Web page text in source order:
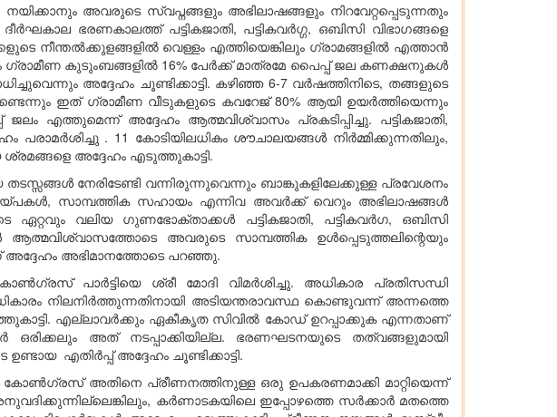
അവരുടെ സ്വപ്നങ്ങളും അഭിലാഷങ്ങളും നിറവേറ്റപ്പെടുന്നതും
ഭരണകാലത്ത് പട്ടികജാതി, പട്ടികവർഗ്ഗ, ഒബിസി വിഭാഗങ്ങളെ
നീന്തൽക്കുളങ്ങളിൽ വെള്ളം എത്തിയെങ്കിലും ഗ്രാമങ്ങളിൽ എത്താൻ
ഗ്രാമീണ കുടുംബങ്ങളിൽ 16% പേർക്ക് മാത്രമേ പൈപ്പ് ജല കണക്ഷനുകൾ
അദ്ദേഹം ചൂണ്ടിക്കാട്ടി. കഴിഞ്ഞ 6-7 വർഷത്തിനിടെ, തങ്ങളുടെ
ഇത് ഗ്രാമീണ വീടുകളുടെ കവറേജ് 80% ആയി ഉയർത്തിയെന്നും
അദ്ദേഹം ആത്മവിശ്വാസം പ്രകടിപ്പിച്ചു. പട്ടികജാതി,
. 11 കോടിയിലധികം ശൗചാലയങ്ങൾ നിർമ്മിക്കുന്നതിലും,
ശ്രമങ്ങളെ അദ്ദേഹം എടുത്തുകാട്ടി.
നേരിടേണ്ടി വന്നിരുന്നുവെന്നും ബാങ്കുകളിലേക്കുള്ള പ്രവേശനം
സാമ്പത്തിക സഹായം എന്നിവ അവർക്ക് വെറും അഭിലാഷങ്ങൾ
വലിയ ഗുണഭോക്താക്കൾ പട്ടികജാതി, പട്ടികവർഗ, ഒബിസി
അവരുടെ സാമ്പത്തിക ഉൾപ്പെടുത്തലിന്റെയും
അദ്ദേഹം അഭിമാനത്തോടെ പറഞ്ഞു.
പാർട്ടിയെ ശ്രീ മോദി വിമർശിച്ചു. അധികാര പ്രതിസന്ധി
നിലനിർത്തുന്നതിനായി അടിയന്തരാവസ്ഥ കൊണ്ടുവന്ന് അന്നത്തെ
എല്ലാവർക്കും ഏകീകൃത സിവിൽ കോഡ് ഉറപ്പാക്കുക എന്നതാണ്
അത് നടപ്പാക്കിയില്ല. ഭരണഘടനയുടെ തത്വങ്ങളുമായി
എതിർപ്പ് അദ്ദേഹം ചൂണ്ടിക്കാട്ടി.
അതിനെ പ്രീണനത്തിനുള്ള ഒരു ഉപകരണമാക്കി മാറ്റിയെന്ന്
കർണാടകയിലെ ഇപ്പോഴത്തെ സർക്കാർ മതത്തെ